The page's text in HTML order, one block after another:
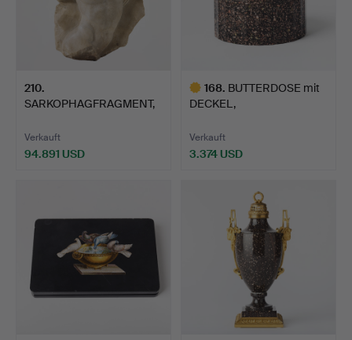
210.
SARKOPHAGFRAGMENT,
Verkauft
94.891 USD
168. BUTTERDOSE mit
DECKEL,
Verkauft
3.374 USD